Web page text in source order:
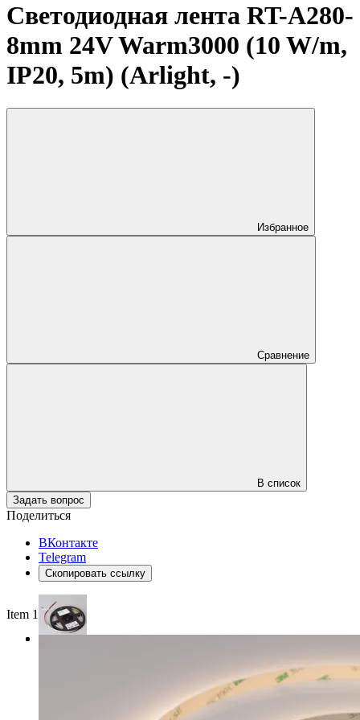
Светодиодная лента RT-A280-
8mm 24V Warm3000 (10 W/m,
IP20, 5m) (Arlight, -)
Избранное
Сравнение
В список
Задать вопрос
Поделиться
ВКонтакте
Telegram
Скопировать ссылку
Item 1 of 3